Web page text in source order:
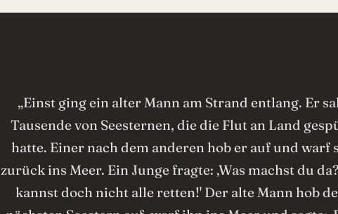
„Einst ging ein alter Mann am Strand entlang. Er
Tausende von Seesternen, die die Flut an Land
hatte. Einer nach dem anderen hob er auf und warf
zurück ins Meer. Ein Junge fragte: ‚Was machst du
kannst doch nicht alle retten!' Der alte Mann hob